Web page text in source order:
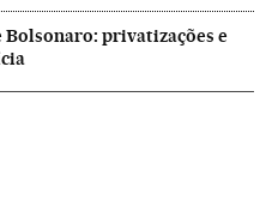
privatizações e